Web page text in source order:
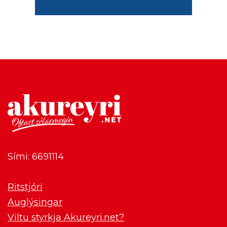
Sími: 6691114
Ritstjóri
Auglýsingar
Viltu styrkja Akureyri.net?